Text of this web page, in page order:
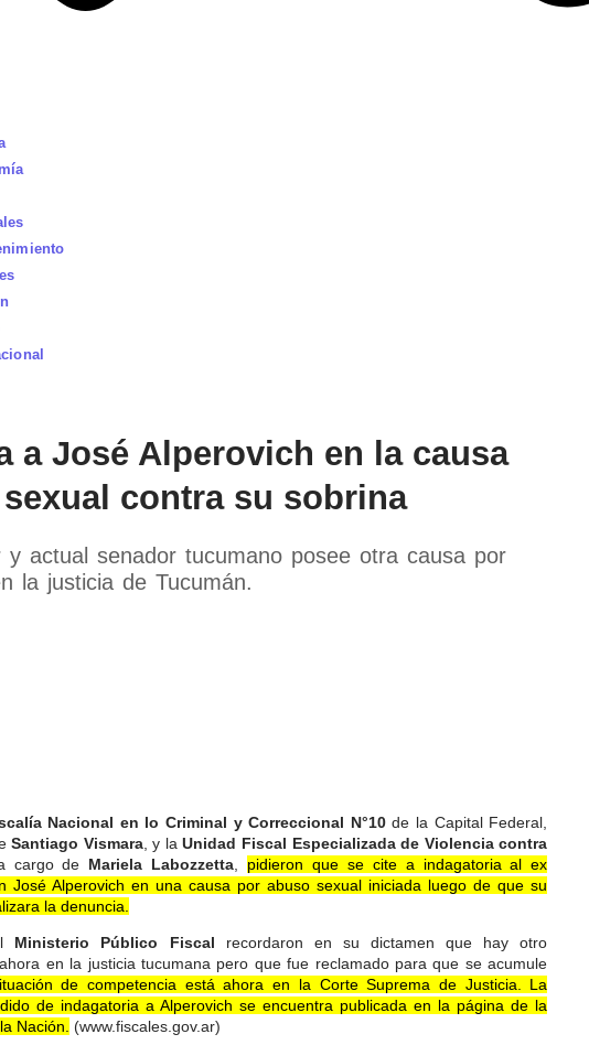
a José Alperovich en la causa
contra su sobrina
y actual senador tucumano posee otra causa por
la justicia de Tucumán.
Nacional en lo Criminal y Correccional N°10de la Capital Federal,
Santiago Vismara, y laUnidad Fiscal Especializada de Violencia contra
cargo de Mariela Labozzetta
pidieron que se cite a indagatoria al ex
José Alperovich en una causa por abuso sexual iniciada luego de que su
la denuncia.
Ministerio Público Fiscal recordaron en su dictamen que hay otro
en la justicia tucumana pero que fue reclamado para que se acumule
de competencia está ahora en la Corte Suprema de Justicia. La
de indagatoria a Alperovich se encuentra publicada en la página de la
Nación.
(www.fiscales.gov.ar)